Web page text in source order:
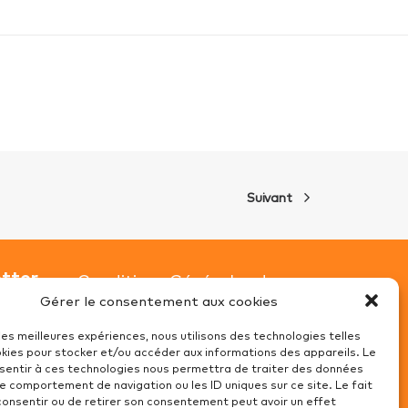
Gérer le consentement aux cookies
meilleures expériences, nous utilisons des technologies telles
pour stocker et/ou accéder aux informations des appareils. Le
à ces technologies nous permettra de traiter des données
comportement de navigation ou les ID uniques sur ce site. Le fait
ou de retirer son consentement peut avoir un effet
Suivant
Conditions Générales de
Ventes
Mentions Légales
Recrutement
Politique de cookies (UE)